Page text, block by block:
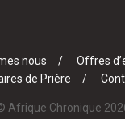
nous
Offres
de Prière
Afrique Chronique